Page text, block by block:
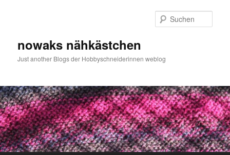
nowaks nähkästchen
Just another Blogs der Hobbyschneiderinnen weblog